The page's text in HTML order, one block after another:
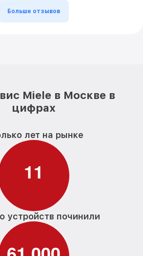
Больше отзывов
Miele в Москве в
цифрах
лет на рынке
11
устройств починили